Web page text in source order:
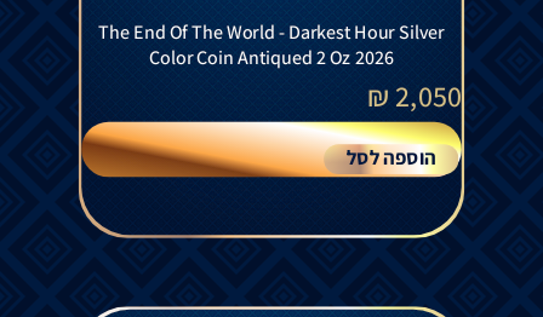
The End Of The World - Darkest Hour Silver
Color Coin Antiqued 2 Oz 2026
2,050
₪
הוספה לסל